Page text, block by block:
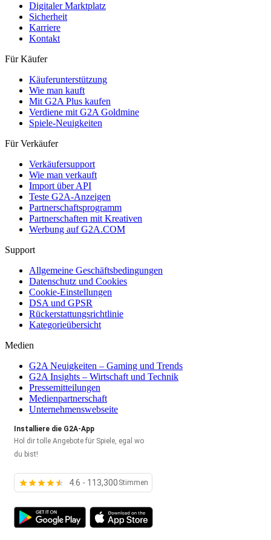
Digitaler Marktplatz
Sicherheit
Karriere
Kontakt
Für Käufer
Käuferunterstützung
Wie man kauft
Mit G2A Plus kaufen
Verdiene mit G2A Goldmine
Spiele-Neuigkeiten
Für Verkäufer
Verkäufersupport
Wie man verkauft
Import über API
Teste G2A-Anzeigen
Partnerschaftsprogramm
Partnerschaften mit Kreativen
Werbung auf G2A.COM
Support
Allgemeine Geschäftsbedingungen
Datenschutz und Cookies
Cookie-Einstellungen
DSA und GPSR
Rückerstattungsrichtlinie
Kategorieübersicht
Medien
G2A Neuigkeiten – Gaming und Trends
G2A Insights – Wirtschaft und Technik
Pressemitteilungen
Medienpartnerschaft
Unternehmenswebseite
Installiere die G2A-App
Hol dir tolle Angebote für Spiele, egal wo
du bist!
4.6 - 113,300 Stimmen